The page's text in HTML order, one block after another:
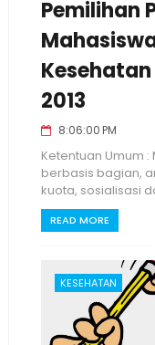
Pemilihan
2013
8:06:00 PM
Ketentuan Umum :
berbasis bagian,
kuota, sosialisasi
READ MORE
KESEHATAN